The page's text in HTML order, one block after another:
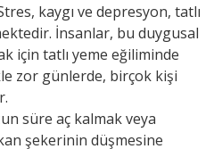
kaygı ve depresyon, tatlı
İnsanlar, bu duygusal
için tatlı yeme eğiliminde
zor günlerde, birçok kişi
süre aç kalmak veya
şekerinin düşmesine